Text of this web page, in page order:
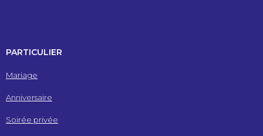
PARTICULIER
Mariage
Anniversaire
Soirée privée